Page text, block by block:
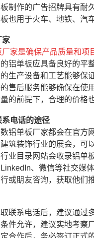
制作的广告招牌具有耐
也用于火车、地铁、汽
家
家是确保产品质量和项
铝单板应具备良好的平
生产设备和工艺能够保
售后服务能够确保在使
的前提下，合理的价格
电话的途径
铝单板厂家都会在官方
筑装饰行业的展会，可
业目录网站会收录铝单
、微信等社交媒
或朋友咨询，获取他们
联系电话后，建议通过
件允许，建议实地考察
合作后，务必签订正式